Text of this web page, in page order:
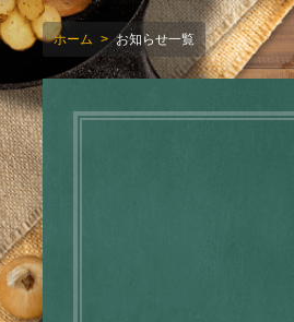
ホーム お知らせ一覧